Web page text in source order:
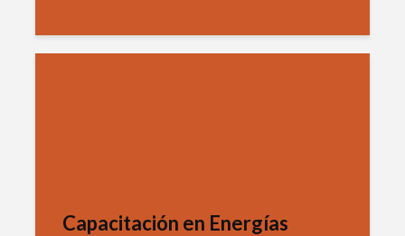
Capacitación en Energías